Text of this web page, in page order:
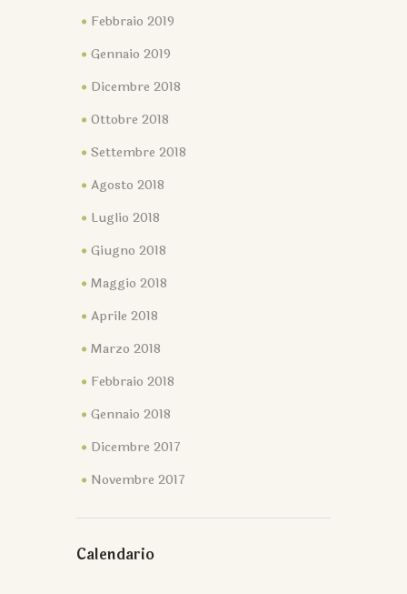
Febbraio 2019
Gennaio 2019
Dicembre 2018
Ottobre 2018
Settembre 2018
Agosto 2018
Luglio 2018
Giugno 2018
Maggio 2018
Aprile 2018
Marzo 2018
Febbraio 2018
Gennaio 2018
Dicembre 2017
Novembre 2017
Calendario